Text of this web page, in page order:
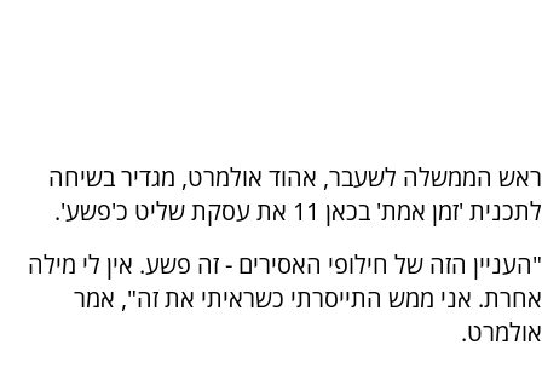
ראש הממשלה לשעבר, אהוד אולמרט, מגדיר בשיחה
לתכנית 'זמן אמת' בכאן 11 את עסקת שליט כ'פשע'.
"העניין הזה של חילופי האסירים - זה פשע. אין לי מילה
אחרת. אני ממש התייסרתי כשראיתי את זה", אמר
אולמרט.